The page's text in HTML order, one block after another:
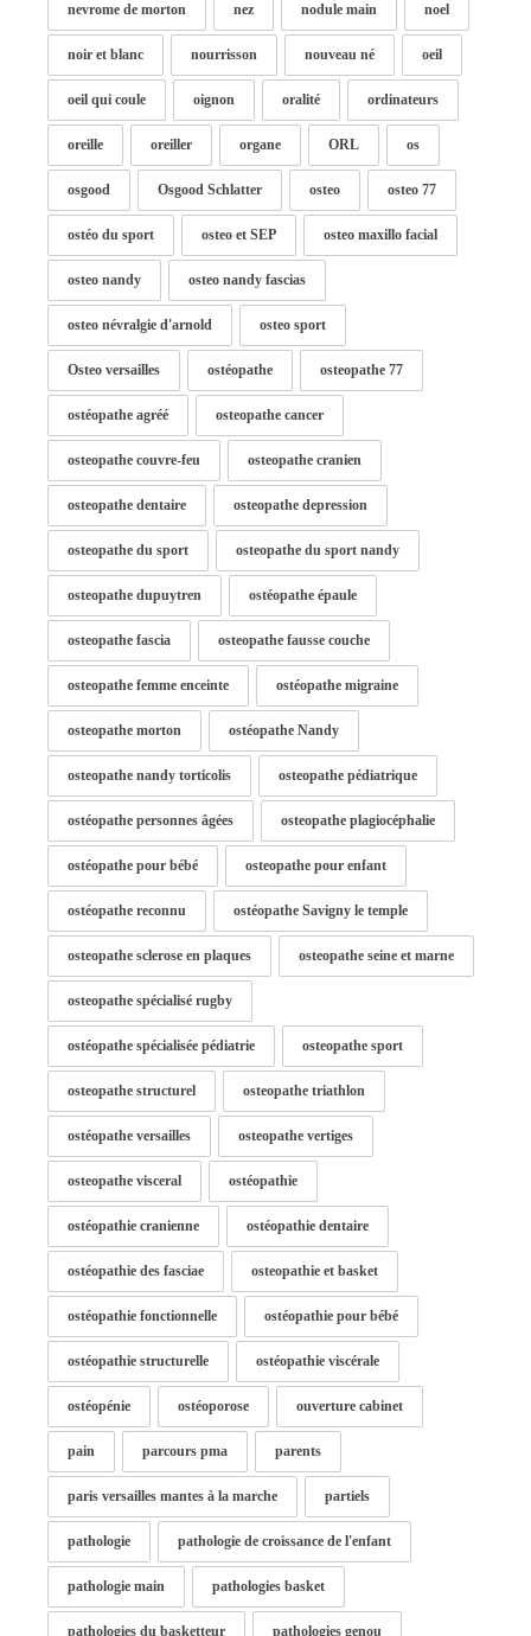
nevrome de morton nez nodule main noel
noir et blanc nourrisson nouveau né oeil
oeil qui coule oignon oralité ordinateurs
oreille oreiller organe ORL os
osgood Osgood Schlatter osteo osteo 77
ostéo du sport osteo et SEP osteo maxillo facial
osteo nandy osteo nandy fascias
osteo névralgie d'arnold osteo sport
Osteo versailles ostéopathe osteopathe 77
ostéopathe agréé osteopathe cancer
osteopathe couvre-feu osteopathe cranien
osteopathe dentaire osteopathe depression
osteopathe du sport osteopathe du sport nandy
osteopathe dupuytren ostéopathe épaule
osteopathe fascia osteopathe fausse couche
osteopathe femme enceinte ostéopathe migraine
osteopathe morton ostéopathe Nandy
osteopathe nandy torticolis osteopathe pédiatrique
ostéopathe personnes âgées osteopathe plagiocéphalie
ostéopathe pour bébé osteopathe pour enfant
ostéopathe reconnu ostéopathe Savigny le temple
osteopathe sclerose en plaques osteopathe seine et marne
osteopathe spécialisé rugby
ostéopathe spécialisée pédiatrie osteopathe sport
osteopathe structurel osteopathe triathlon
ostéopathe versailles osteopathe vertiges
osteopathe visceral ostéopathie
ostéopathie cranienne ostéopathie dentaire
ostéopathie des fasciae osteopathie et basket
ostéopathie fonctionnelle ostéopathie pour bébé
ostéopathie structurelle ostéopathie viscérale
ostéopénie ostéoporose ouverture cabinet
pain parcours pma parents
paris versailles mantes à la marche partiels
pathologie pathologie de croissance de l'enfant
pathologie main pathologies basket
pathologies du basketteur pathologies genou